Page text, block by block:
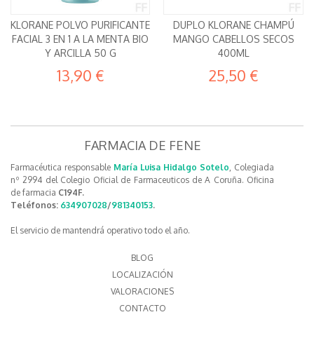
KLORANE POLVO PURIFICANTE
FACIAL 3 EN 1 A LA MENTA BIO
Y ARCILLA 50 G
13,90 €
DUPLO KLORANE CHAMPÚ
MANGO CABELLOS SECOS
400ML
25,50 €
FARMACIA DE FENE
Farmacéutica responsable María Luisa Hidalgo Sotelo, Colegiada
nº 2994 del Colegio Oficial de Farmaceuticos de A Coruña. Oficina
de farmacia C194F.
Teléfonos: 634907028/981340153.
El servicio de mantendrá operativo todo el año.
BLOG
LOCALIZACIÓN
VALORACIONES
CONTACTO